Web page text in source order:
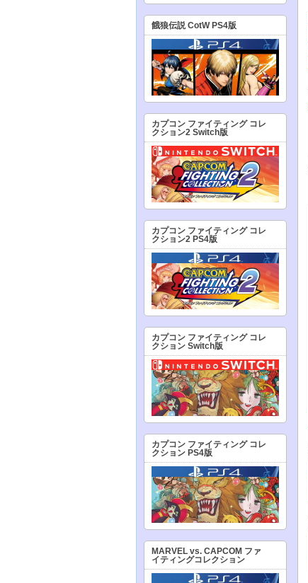
餓狼伝説 CotW PS4版
カプコン ファイティング コレ
クション2 Switch版
カプコン ファイティング コレ
クション2 PS4版
カプコン ファイティング コレ
クション Switch版
カプコン ファイティング コレ
クション PS4版
MARVEL vs. CAPCOM ファ
イティングコレクション